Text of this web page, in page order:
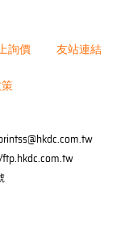
詢價 友站連結
ftp.hkdc.com.tw